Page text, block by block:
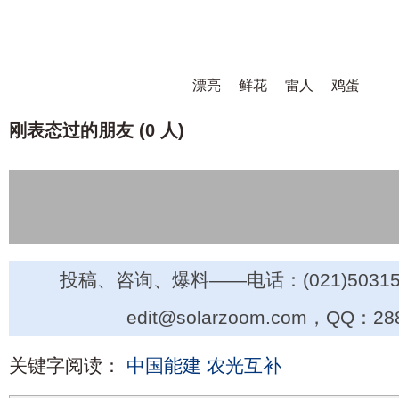
漂亮 鲜花 雷人 鸡蛋
刚表态过的朋友 (0 人)
投稿、咨询、爆料——电话：
edit@solarzoom.com，QQ：
关键字阅读： 中国能建 农光互补